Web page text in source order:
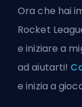
Ora che hai
Rocket
e iniziare a
ad aiutarti!
e inizia a